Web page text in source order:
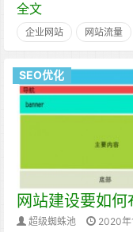
全文
企业网站 网站流量
SEO优化
网站建设要如
超级蜘蛛池 2020年